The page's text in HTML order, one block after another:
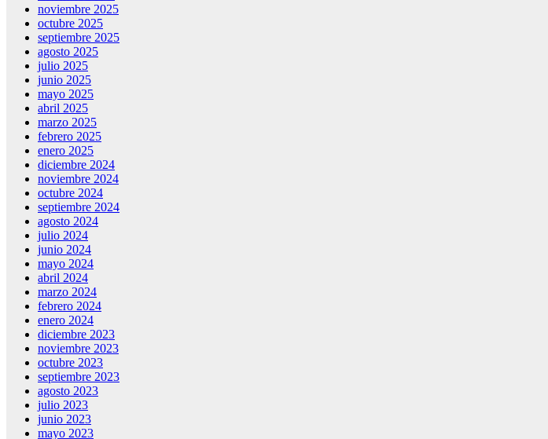
noviembre 2025
octubre 2025
septiembre 2025
agosto 2025
julio 2025
junio 2025
mayo 2025
abril 2025
marzo 2025
febrero 2025
enero 2025
diciembre 2024
noviembre 2024
octubre 2024
septiembre 2024
agosto 2024
julio 2024
junio 2024
mayo 2024
abril 2024
marzo 2024
febrero 2024
enero 2024
diciembre 2023
noviembre 2023
octubre 2023
septiembre 2023
agosto 2023
julio 2023
junio 2023
mayo 2023